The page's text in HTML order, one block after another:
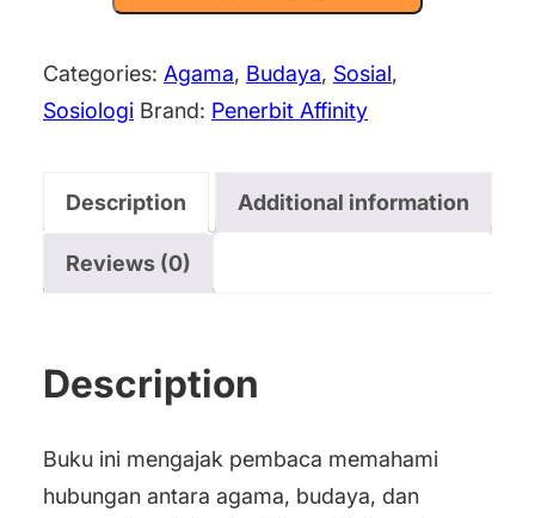
AGAMA:
Budaya
Agama
Masyarakat
Indonesia
Categories: Agama, Budaya, Sosial,
Sosiologi Brand: Penerbit Affinity
Description Additional information
Reviews (0)
Description
Buku ini mengajak pembaca memahami
hubungan antara agama, budaya, dan